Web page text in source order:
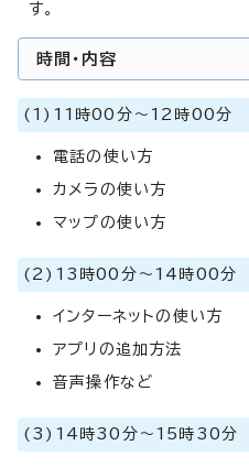
す。
時間・内容
(1)11時00分～12時00分
電話の使い方
カメラの使い方
マップの使い方
(2)13時00分～14時00分
インターネットの使い方
アプリの追加方法
音声操作など
(3)14時30分～15時30分